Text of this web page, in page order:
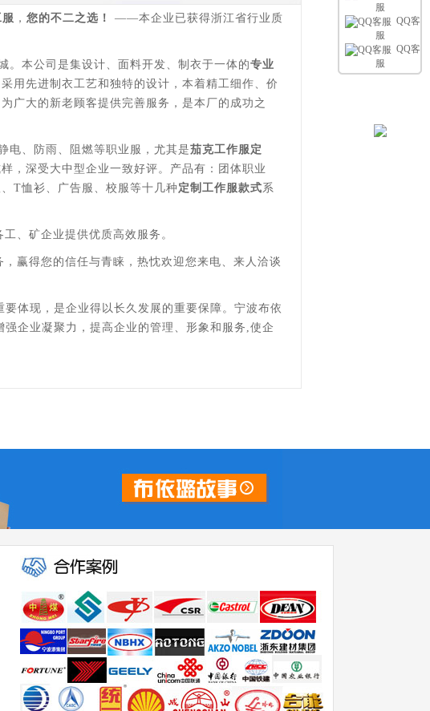
， 您的不二之选！
——本企业已获得浙江省行业质
本公司是集设计、面料开发、制衣于一体的专业
用先进制衣工艺和独特的设计，本着精工细作、价
广大的新老顾客提供完善服务，是本厂的成功之
、防雨、阻燃等职业服，尤其是茄克工作服定
，深受大中型企业一致好评。产品有：团体职业
T恤衫、广告服、校服等十几种 定制工作服款式系
、矿企业提供优质高效服务。
赢得您的信任与青睐，热忱欢迎您来电、来人洽谈
体现，是企业得以长久发展的重要保障。宁波布依
企业凝聚力，提高企业的管理、形象和服务,使企
服
QQ客
服
QQ客
服